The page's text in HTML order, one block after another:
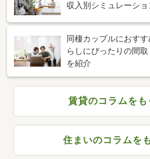
収入別シミュレーショ
同棲カップルにおす
らしにぴったりの間
を紹介
賃貸のコラムをも
住まいのコラムを